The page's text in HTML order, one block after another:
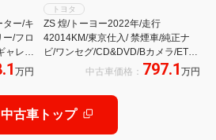
ター/キ
/フロ
ャレ
/ナ
/キャ
万円
トヨタ
ZS 煌/トーヨー2022年/走行
42014KM/東京仕入/ 禁煙車/純正ナ
ビ/ワンセグ/CD&DVD/Bカメラ/ETC/
両側PSD/HID/フォグ/スマートキー
&Pスタート/純正16AW/ミラーウィ
ンカー/オートエアコン/マット&バイ
ザー//革巻きステア/
中古車価格： 797.1 万円
中古車トップ